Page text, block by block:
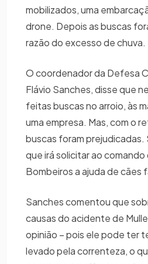
mobilizados, uma
drone. Depois as buscas
razão do excesso de chuva.
O coordenador da Defesa
Flávio Sanches, disse que
feitas buscas no arroio, às
uma empresa. Mas, com o
buscas foram prejudicadas.
que irá solicitar ao
Bombeiros a ajuda de cães
Sanches comentou que
causas do acidente de
opinião – pois ele pode ter
levado pela correnteza, o